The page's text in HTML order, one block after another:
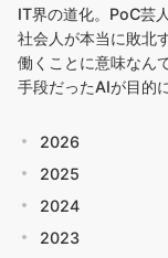
IT界の道化。PoC芸
社会人が本当に敗北
働くことに意味なん
手段だったAIが目的
2026
2025
2024
2023